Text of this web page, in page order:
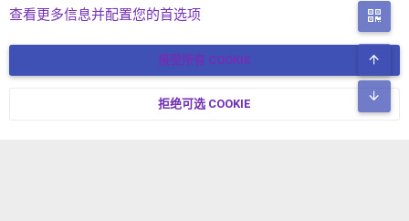
简体中文 联系我们
© COPYRIGHT 2017-2026 XENFORO中文社区 版权所有 冀ICP备
查看更多信息并配置您的首选项
接受所有 COOKIE
拒绝可选 COOKIE